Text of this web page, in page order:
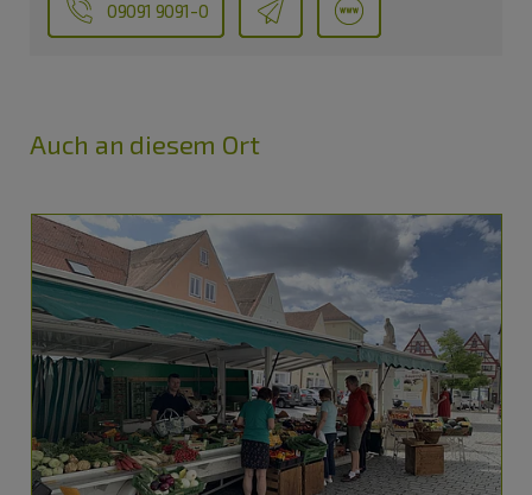
09091 9091-0
Auch an diesem Ort